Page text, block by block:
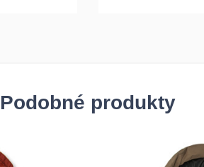
Podobné produkty